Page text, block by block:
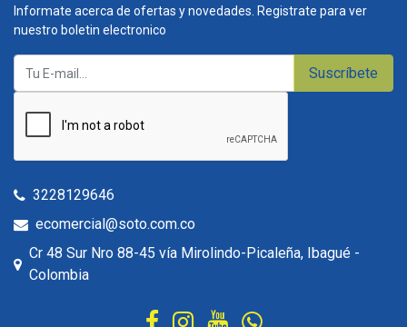
Informate acerca de ofertas y novedades. Registrate para ver
nuestro boletin electronico
Suscríbete
3228129646
ecomercial@soto.com.co
Cr 48 Sur Nro 88-45 vía Mirolindo-Picaleña, Ibagué -
Colombia